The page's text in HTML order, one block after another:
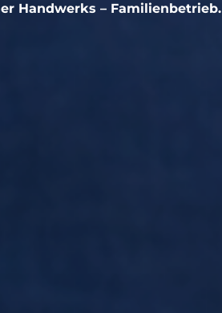
Handwerks – Familienbetrieb.